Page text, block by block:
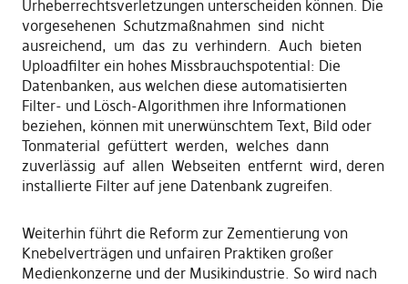
Urheberrechtsverletzungen unterscheiden können. Die
vorgesehenen Schutzmaßnahmen sind nicht
ausreichend, um das zu verhindern. Auch bieten
Uploadfilter ein hohes Missbrauchspotential: Die
Datenbanken, aus welchen diese automatisierten
Filter- und Lösch-Algorithmen ihre Informationen
beziehen, können mit unerwünschtem Text, Bild oder
Tonmaterial gefüttert werden, welches dann
zuverlässig auf allen Webseiten entfernt wird, deren
installierte Filter auf jene Datenbank zugreifen.
Weiterhin führt die Reform zur Zementierung von
Knebelverträgen und unfairen Praktiken großer
Medienkonzerne und der Musikindustrie. So wird nach